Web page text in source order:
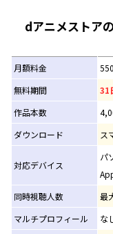
dアニメストア
月額料金
無料期間
31
作品本数
ダウンロード
ス
対応デバイス
パ
同時視聴人数
最
マルチプロフィール
な